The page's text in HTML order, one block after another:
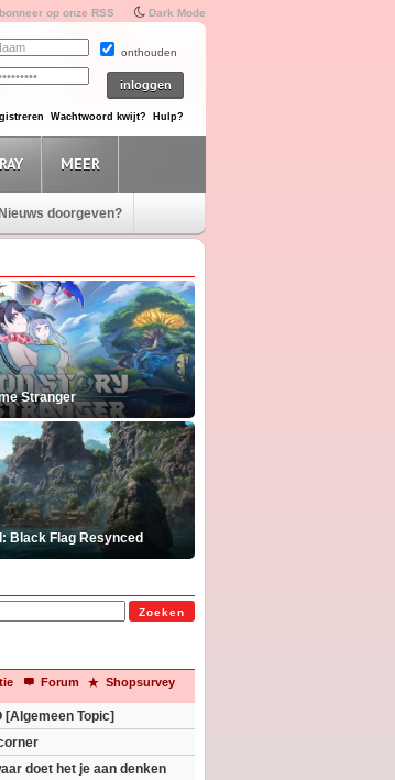
op onze RSS Dark Mode
onthouden
Wachtwoord kwijt? Hulp?
MEER
Nieuws doorgeven?
Stranger
Black Flag Resynced
Zoeken
Forum Shopsurvey
[Algemeen Topic]
doet het je aan denken